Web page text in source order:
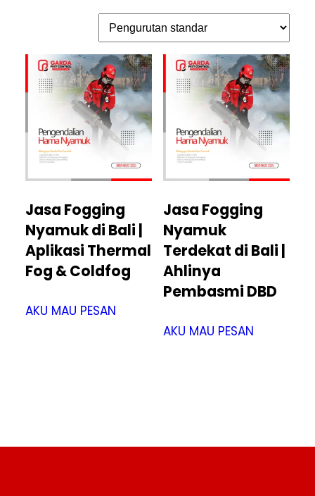
Jasa Fogging
Nyamuk di Bali |
Aplikasi Thermal
Fog & Coldfog
AKU MAU PESAN
Jasa Fogging
Nyamuk
Terdekat di Bali |
Ahlinya
Pembasmi DBD
AKU MAU PESAN